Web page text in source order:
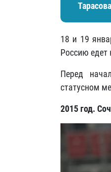
18 и 19
Россию
Перед
статусном
2015 год.